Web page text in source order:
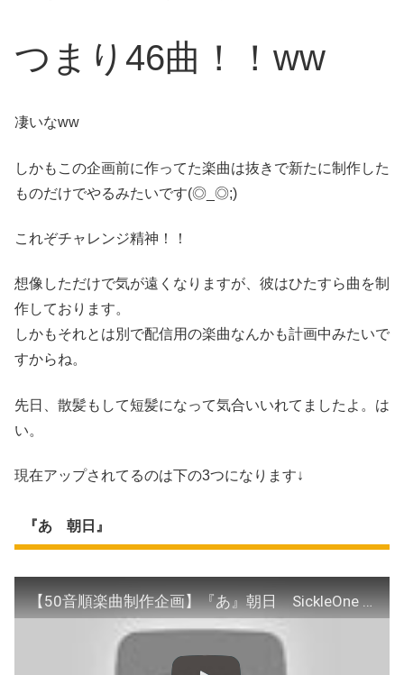
つまり46曲！！ww
凄いなww
しかもこの企画前に作ってた楽曲は抜きで新たに制作した
ものだけでやるみたいです(◎_◎;)
これぞチャレンジ精神！！
想像しただけで気が遠くなりますが、彼はひたすら曲を制
作しております。
しかもそれとは別で配信用の楽曲なんかも計画中みたいで
すからね。
先日、散髪もして短髪になって気合いいれてましたよ。は
い。
現在アップされてるのは下の3つになります↓
『あ 朝日』
【50音順楽曲制作企画】『あ』朝日 SickleOne リリックビデオ